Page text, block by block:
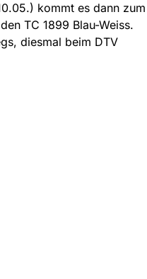
kommt es dann zum
TC 1899 Blau-Weiss.
diesmal beim DTV